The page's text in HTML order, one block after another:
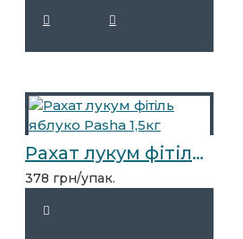
Рахат лукум фітіль яблуко Pasha 1,5кг
378 грн/упак.